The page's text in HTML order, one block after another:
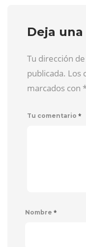
Deja
Tu dirección
publicada. Los
marcados con
Tu comentario *
Nombre *